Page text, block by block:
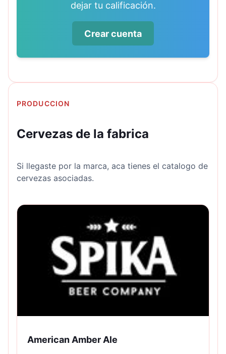
dejar tu calificación.
Crear cuenta
PRODUCCION
Cervezas de la fabrica
Si llegaste por la marca, aca tienes el catalogo de
cervezas asociadas.
American Amber Ale